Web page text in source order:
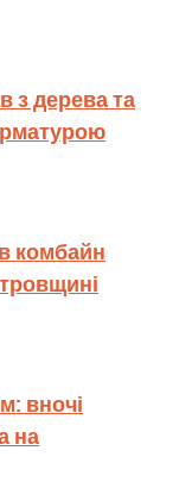
з дерева та
комбайн
вночі
на